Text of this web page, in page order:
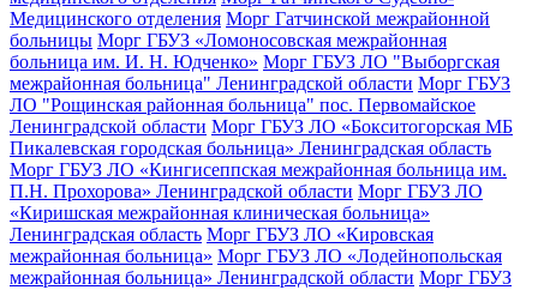
Медицинского отделения Морг Гатчинской межрайонной
больницы Морг ГБУЗ «Ломоносовская межрайонная
больница им. И. Н. Юдченко» Морг ГБУЗ ЛО "Выборгская
межрайонная больница" Ленинградской области Морг ГБУЗ
ЛО "Рощинская районная больница" пос. Первомайское
Ленинградской области Морг ГБУЗ ЛО «Бокситогорская МБ
Пикалевская городская больница» Ленинградская область
Морг ГБУЗ ЛО «Кингисеппская межрайонная больница им.
П.Н. Прохорова» Ленинградской области Морг ГБУЗ ЛО
«Киришская межрайонная клиническая больница»
Ленинградская область Морг ГБУЗ ЛО «Кировская
межрайонная больница» Морг ГБУЗ ЛО «Лодейнопольская
межрайонная больница» Ленинградской области Морг ГБУЗ